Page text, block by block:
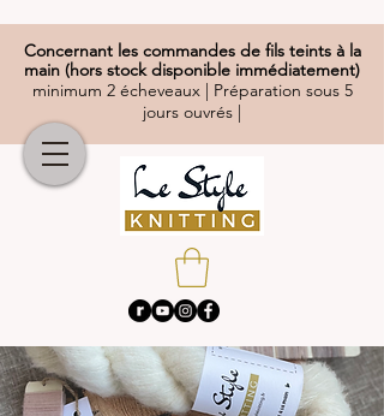
Concernantles commandes de fils teints à la
main (hors stock disponible immédiatement)
minimum 2 écheveaux | Préparation sous 5
jours ouvrés |